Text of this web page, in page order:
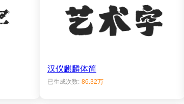
汉仪麒麟体简
已生成次数: 86.32万